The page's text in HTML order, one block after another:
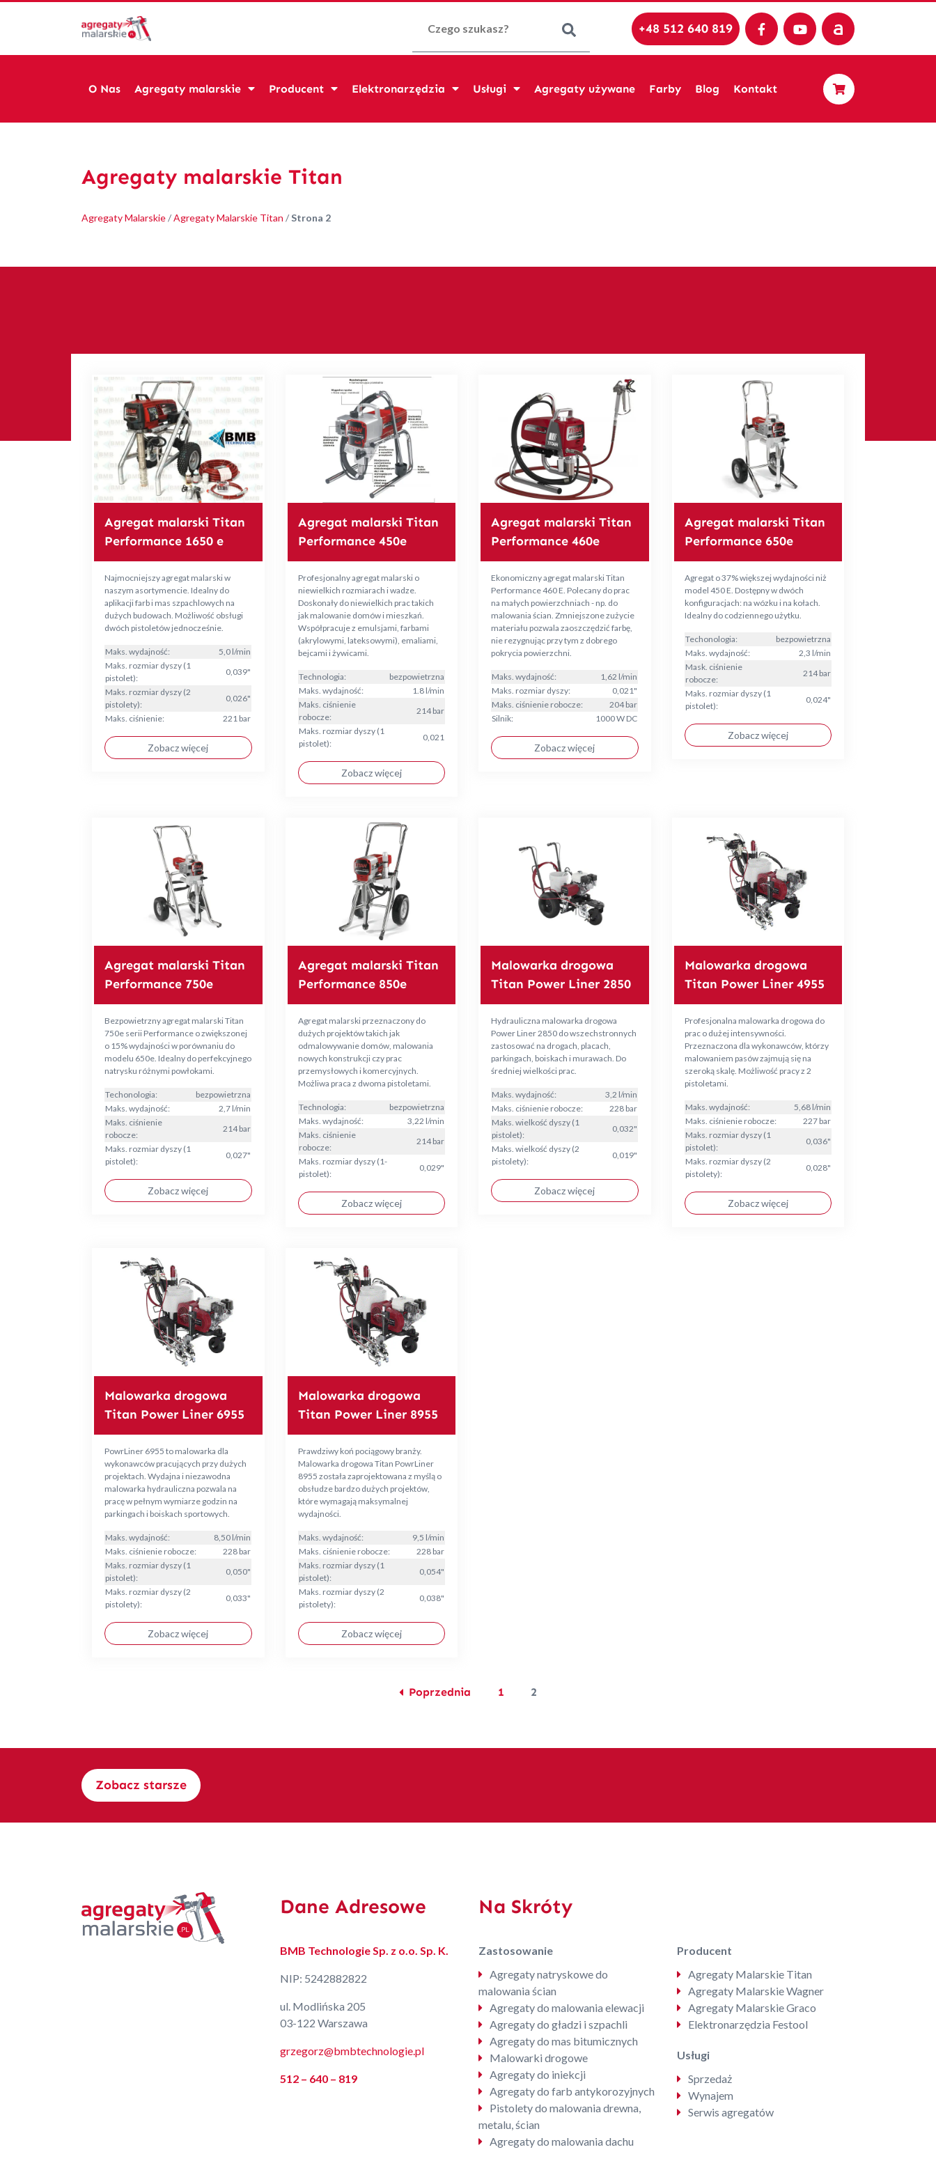
Szukaj: +48 512 640 819
O Nas Agregaty malarskie Producent Elektronarzędzia Usługi Agregaty używane Farby Blog Kontakt
Agregaty malarskie Titan
Agregaty Malarskie/Agregaty Malarskie Titan /Strona 2
Agregat malarski Titan
Performance 1650 e
Najmocniejszy agregat malarski w
naszym asortymencie. Idealny do
aplikacji farb i mas szpachlowych na
dużych budowach. Możliwość obsługi
dwóch pistoletów jednocześnie.
Maks. wydajność:
5,0 l/min
Maks. rozmiar dyszy (1
pistolet):
0,039"
Maks. rozmiar dyszy (2
pistolety):
0,026"
Maks. ciśnienie:
221 bar
Zobacz więcej
Agregat malarski Titan
Performance 450e
Profesjonalny agregat malarski o
niewielkich rozmiarach i wadze.
Doskonały do niewielkich prac takich
jak malowanie domów i mieszkań.
Współpracuje z emulsjami, farbami
(akrylowymi, lateksowymi), emaliami,
bejcami i żywicami.
Technologia:
bezpowietrzna
Maks. wydajność:
1.8 l/min
Maks. ciśnienie
robocze:
214 bar
Maks. rozmiar dyszy (1
pistolet):
0,021
Zobacz więcej
Agregat malarski Titan
Performance 460e
Ekonomiczny agregat malarski Titan
Performance 460 E. Polecany do prac
na małych powierzchniach - np. do
malowania ścian. Zmniejszone zużycie
materiału pozwala zaoszczędzić farbę,
nie rezygnując przy tym z dobrego
pokrycia powierzchni.
Maks. wydajność:
1,62 l/min
Maks. rozmiar dyszy:
0,021"
Maks. ciśnienie robocze:
204 bar
Silnik:
1000 W DC
Zobacz więcej
Agregat malarski Titan
Performance 650e
Agregat o 37% większej wydajności niż
model 450 E. Dostępny w dwóch
konfiguracjach: na wózku i na kołach.
Idealny do codziennego użytku.
Techonologia:
bezpowietrzna
Maks. wydajność:
2,3 l/min
Mask. ciśnienie
robocze:
214 bar
Maks. rozmiar dyszy (1
pistolet):
0,024"
Zobacz więcej
Agregat malarski Titan
Performance 750e
Bezpowietrzny agregat malarski Titan
750e serii Performance o zwiększonej
o 15% wydajności w porównaniu do
modelu 650e. Idealny do perfekcyjnego
natrysku różnymi powłokami.
Techonologia:
bezpowietrzna
Maks. wydajność:
2,7 l/min
Maks. ciśnienie
robocze:
214 bar
Maks. rozmiar dyszy (1
pistolet):
0,027"
Zobacz więcej
Agregat malarski Titan
Performance 850e
Agregat malarski przeznaczony do
dużych projektów takich jak
odmalowywanie domów, malowania
nowych konstrukcji czy prac
przemysłowych i komercyjnych.
Możliwa praca z dwoma pistoletami.
Technologia:
bezpowietrzna
Maks. wydajność:
3,22 l/min
Maks. ciśnienie
robocze:
214 bar
Maks. rozmiar dyszy (1-
pistolet):
0,029"
Zobacz więcej
Malowarka drogowa
Titan Power Liner 2850
Hydrauliczna malowarka drogowa
Power Liner 2850 do wszechstronnych
zastosować na drogach, placach,
parkingach, boiskach i murawach. Do
średniej wielkości prac.
Maks. wydajność:
3,2 l/min
Maks. ciśnienie robocze:
228 bar
Maks. wielkość dyszy (1
pistolet):
0,032"
Maks. wielkość dyszy (2
pistolety):
0,019"
Zobacz więcej
Malowarka drogowa
Titan Power Liner 4955
Profesjonalna malowarka drogowa do
prac o dużej intensywności.
Przeznaczona dla wykonawców, którzy
malowaniem pasów zajmują się na
szeroką skalę. Możliwość pracy z 2
pistoletami.
Maks. wydajność:
5,68 l/min
Maks. ciśnienie robocze:
227 bar
Maks. rozmiar dyszy (1
pistolet):
0,036"
Maks. rozmiar dyszy (2
pistolety):
0,028"
Zobacz więcej
Malowarka drogowa
Titan Power Liner 6955
PowrLiner 6955 to malowarka dla
wykonawców pracujących przy dużych
projektach. Wydajna i niezawodna
malowarka hydrauliczna pozwala na
pracę w pełnym wymiarze godzin na
parkingach i boiskach sportowych.
Maks. wydajność:
8,50 l/min
Maks. ciśnienie robocze:
228 bar
Maks. rozmiar dyszy (1
pistolet):
0,050"
Maks. rozmiar dyszy (2
pistolety):
0,033"
Zobacz więcej
Malowarka drogowa
Titan Power Liner 8955
Prawdziwy koń pociągowy branży.
Malowarka drogowa Titan PowrLiner
8955 została zaprojektowana z myślą o
obsłudze bardzo dużych projektów,
które wymagają maksymalnej
wydajności.
Maks. wydajność:
9,5 l/min
Maks. ciśnienie robocze:
228 bar
Maks. rozmiar dyszy (1
pistolet):
0,054"
Maks. rozmiar dyszy (2
pistolety):
0,038"
Zobacz więcej
Poprzednia 1 2
Zobacz starsze
Dane Adresowe
BMB Technologie Sp. z o.o. Sp. K.
NIP: 5242882822
ul. Modlińska 205
03-122 Warszawa
grzegorz@bmbtechnologie.pl
512 – 640 – 819
Na Skróty
Zastosowanie
Agregaty natryskowe do
malowania ścian
Agregaty do malowania elewacji
Agregaty do gładzi i szpachli
Agregaty do mas bitumicznych
Malowarki drogowe
Agregaty do iniekcji
Agregaty do farb antykorozyjnych
Pistolety do malowania drewna,
metalu, ścian
Agregaty do malowania dachu
Producent
Agregaty Malarskie Titan
Agregaty Malarskie Wagner
Agregaty Malarskie Graco
Elektronarzędzia Festool
Usługi
Sprzedaż
Wynajem
Serwis agregatów